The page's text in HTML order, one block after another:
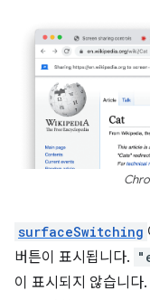
surfaceSwitching
버튼이 표시됩니다.
이 표시되지 않습니